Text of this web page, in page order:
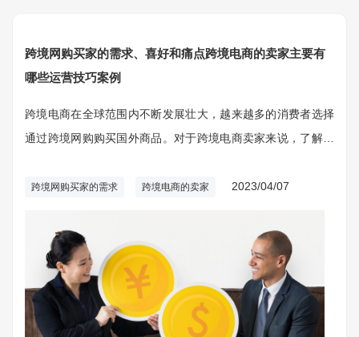
跨境网购买家的需求、喜好和痛点跨境电商的卖家主要有
哪些运营技巧案例
跨境电商在全球范围内不断发展壮大，越来越多的消费者选择
通过跨境网购购买国外商品。对于跨境电商卖家来说，了解买
家的需求、喜好和痛点，并结合实际案例，探讨跨境电商卖家
跨境网购买家的需求 跨境电商的卖家 2023/04/07